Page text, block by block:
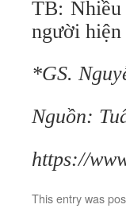
TB:
người hiện
*GS.
Nguồn:
https://
This entry was